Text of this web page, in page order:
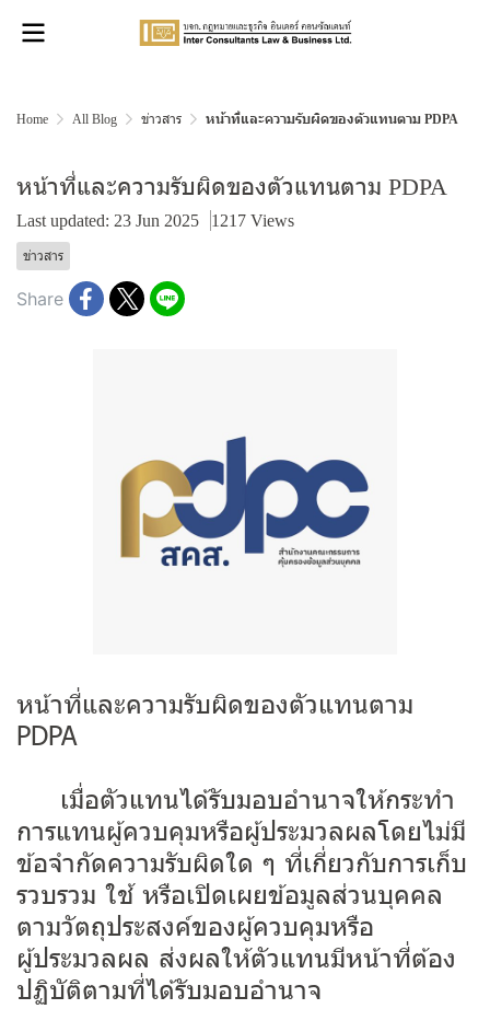
Home All Blog ข่าวสาร หน้าที่และความรับผิดของตัวแทนตาม PDPA
หน้าที่และความรับผิดของตัวแทนตาม PDPA
Last updated: 23 Jun 2025 1217 Views
ข่าวสาร
Share
หน้าที่และความรับผิดของตัวแทนตาม
PDPA
เมื่อตัวแทนได้รับมอบอำนาจให้กระทำ
การแทนผู้ควบคุมหรือผู้ประมวลผลโดยไม่มี
ข้อจำกัดความรับผิดใด ๆ ที่เกี่ยวกับการเก็บ
รวบรวม ใช้ หรือเปิดเผยข้อมูลส่วนบุคคล
ตามวัตถุประสงค์ของผู้ควบคุมหรือ
ผู้ประมวลผล ส่งผลให้ตัวแทนมีหน้าที่ต้อง
ปฏิบัติตามที่ได้รับมอบอำนาจ